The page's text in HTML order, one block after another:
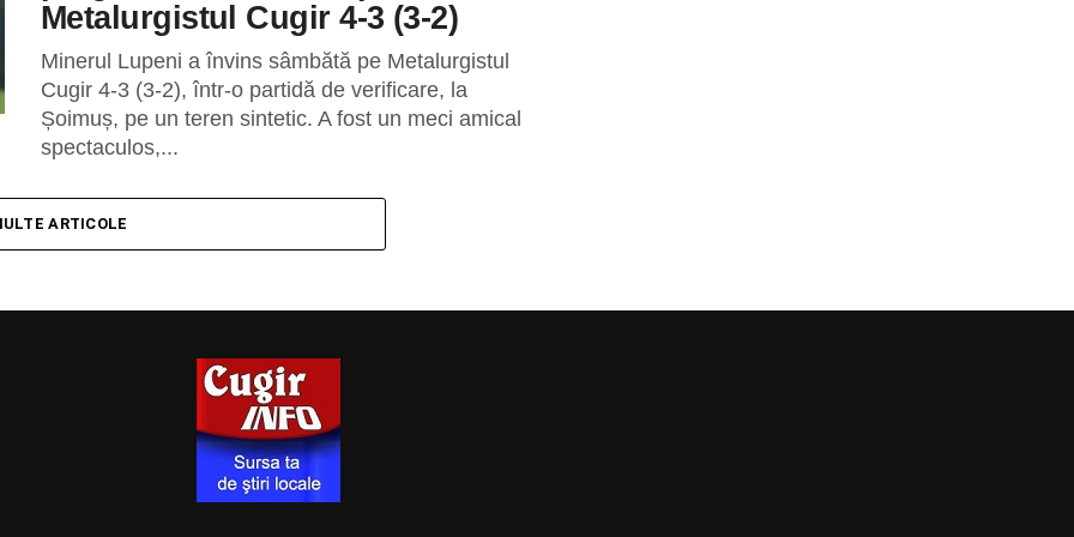
Metalurgistul Cugir 4-3 (3-2)
Minerul Lupeni a învins sâmbătă pe Metalurgistul
Cugir 4-3 (3-2), într-o partidă de verificare, la
Șoimuș, pe un teren sintetic. A fost un meci amical
spectaculos,...
ARTICOLE